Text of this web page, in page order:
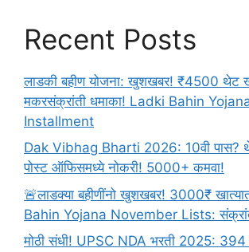
जाहीर!
Recent Posts
लाडकी बहीण योजना: खुशखबर! ₹4500 थेट
मकरसंक्रांती धमाका! Ladki Bahin
Installment
Dak Vibhag Bharti 2026: 10वी पास?
पोस्ट ऑफिसमध्ये नोकरी! 5000+ कमवा!
🚨लाडक्या बहीणींनो खुशखबर! 3000₹
Bahin Yojana November Lists:
मोठी संधी! UPSC NDA भरती 2025: 394